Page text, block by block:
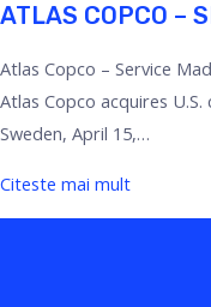
ATLAS COPCO –
Atlas Copco – Service
Atlas Copco acquires
Sweden, April 15,…
Citeste mai mult